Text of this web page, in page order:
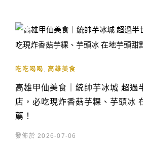
吃吃喝喝 高雄美食
高雄甲仙美食｜統帥芋冰城 超過
店，必吃現炸香菇芋粿、芋頭冰
薦！
發佈於 2026-07-06